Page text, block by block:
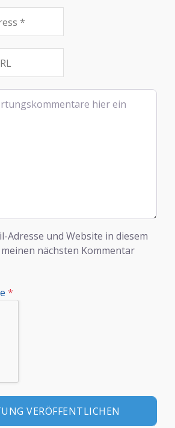
Adresse und Website in diesem
nächsten Kommentar
*